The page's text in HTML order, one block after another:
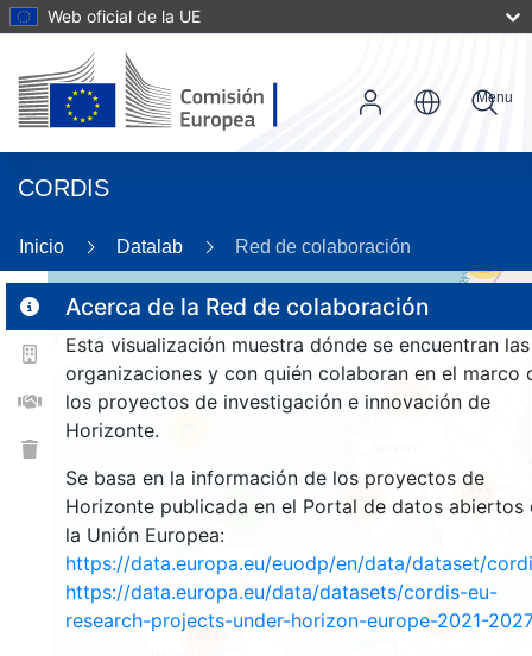
Web oficial de la UE
CORDIS
Menu
Inicio Datalab Red de colaboración
Acerca de la Red de colaboración
Esta visualización muestra dónde se encuentran las
organizaciones y con quién colaboran en el marco
los proyectos de investigación e innovación de
Horizonte.
Se basa en la información de los proyectos de
Horizonte publicada en el Portal de datos abiertos
la Unión Europea:
https://data.europa.eu/euodp/en/data/dataset/
https://data.europa.eu/data/datasets/cordis-eu-
research-projects-under-horizon-europe-2021-2027
9
159
264
3545
1565
1553